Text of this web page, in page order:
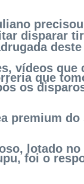
disparar
vídeos que
que
os
premium do
lotado no
foi o